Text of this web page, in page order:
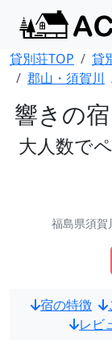
貸別荘TOP 貸
郡山・須賀川
響きの
大人数で
福島県須賀
宿の特徴
レビ